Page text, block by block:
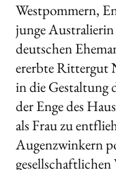
Westpommern,
junge
deutschen
ererbte Rittergut
in die Gestaltung
der Enge des
als Frau zu
Augenzwinkern